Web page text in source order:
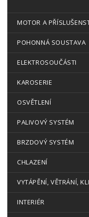
MOTOR A
POHONNÁ SOUSTAVA
ELEKTROSOUČÁSTI
KAROSERIE
OSVĚTLENÍ
PALIVOVÝ SYSTÉM
BRZDOVÝ SYSTÉM
CHLAZENÍ
VYTÁPĚNÍ, VĚTRÁNÍ,
INTERIÉR